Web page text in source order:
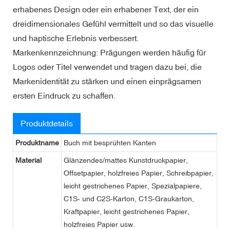
erhabenes Design oder ein erhabener Text, der ein
dreidimensionales Gefühl vermittelt und so das visuelle
und haptische Erlebnis verbessert.
Markenkennzeichnung: Prägungen werden häufig für
Logos oder Titel verwendet und tragen dazu bei, die
Markenidentität zu stärken und einen einprägsamen
ersten Eindruck zu schaffen.
Produktdetails
Produktname Buch mit besprühten Kanten
Material
Glänzendes/mattes Kunstdruckpapier,
Offsetpapier, holzfreies Papier, Schreibpapier,
leicht gestrichenes Papier, Spezialpapiere,
C1S- und C2S-Karton, C1S-Graukarton,
Kraftpapier, leicht gestrichenes Papier,
holzfreies Papier usw.